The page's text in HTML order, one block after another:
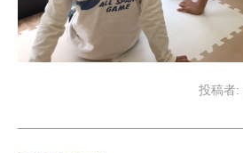
投稿者: